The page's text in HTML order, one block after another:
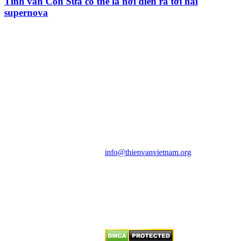
supernova
info@thienvanvietnam.org